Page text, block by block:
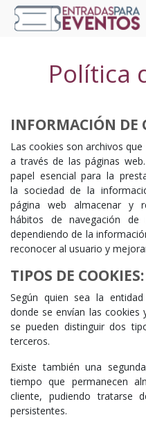
Política
INFORMACIÓN DE
Las cookies son archivos
a través de las páginas
papel esencial para la
la sociedad de la
página web almacenar y
hábitos de navegación
dependiendo de la
reconocer al usuario y
TIPOS DE COOKIES:
Según quien sea la
donde se envían las
se pueden distinguir dos
terceros.
Existe también una
tiempo que permanecen
cliente, pudiendo tratarse
persistentes.